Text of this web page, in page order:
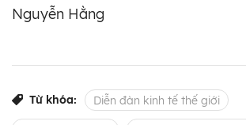
Nguyễn Hằng
Từ khóa: Diễn đàn kinh tế thế giới